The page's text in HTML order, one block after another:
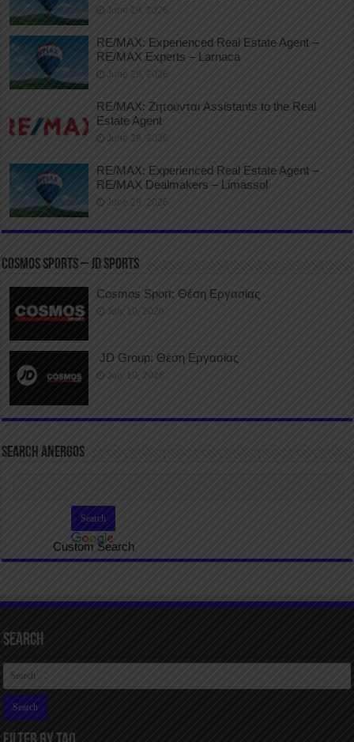
June 29, 2026
RE/MAX: Experienced Real Estate Agent –
RE/MAX Experts – Larnaca
June 29, 2026
RE/MAX: Ζητούνται Assistants to the Real
Estate Agent
June 29, 2026
RE/MAX: Experienced Real Estate Agent –
RE/MAX Dealmakers – Limassol
June 29, 2026
COSMOS SPORTS – JD SPORTS
Cosmos Sport: Θέση Εργασίας
July 10, 2026
JD Group: Θέση Εργασίας
July 10, 2026
SEARCH ANERGOS
Custom Search
Search